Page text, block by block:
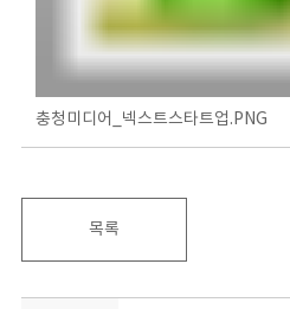
충청미디어_넥스트스타트업.PNG
목록